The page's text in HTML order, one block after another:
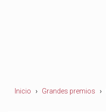
Inicio Grandes premios